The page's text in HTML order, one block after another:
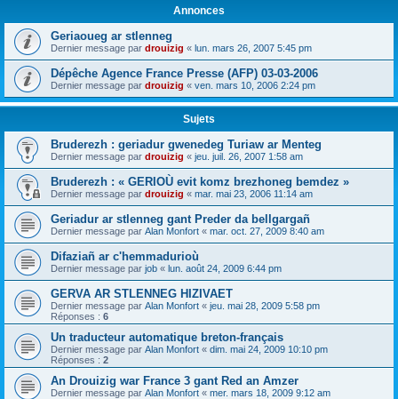
e
Annonces
Geriaoueg ar stlenneg
Dernier message par drouizig « lun. mars 26, 2007 5:45 pm
Dépêche Agence France Presse (AFP) 03-03-2006
Dernier message par drouizig « ven. mars 10, 2006 2:24 pm
Sujets
Bruderezh : geriadur gwenedeg Turiaw ar Menteg
Dernier message par drouizig « jeu. juil. 26, 2007 1:58 am
Bruderezh : « GERIOÙ evit komz brezhoneg bemdez »
Dernier message par drouizig « mar. mai 23, 2006 11:14 am
Geriadur ar stlenneg gant Preder da bellgargañ
Dernier message par Alan Monfort « mar. oct. 27, 2009 8:40 am
Difaziañ ar c'hemmadurioù
Dernier message par job « lun. août 24, 2009 6:44 pm
GERVA AR STLENNEG HIZIVAET
Dernier message par Alan Monfort « jeu. mai 28, 2009 5:58 pm
Réponses : 6
Un traducteur automatique breton-français
Dernier message par Alan Monfort « dim. mai 24, 2009 10:10 pm
Réponses : 2
An Drouizig war France 3 gant Red an Amzer
Dernier message par Alan Monfort « mer. mars 18, 2009 9:12 am